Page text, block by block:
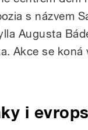
s názvem
Augusta
Akce se
i